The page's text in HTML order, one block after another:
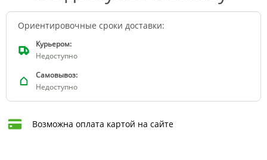
Ориентировочные сроки доставки:
Курьером:
Недоступно
Самовывоз:
Недоступно
Возможна оплата картой на сайте